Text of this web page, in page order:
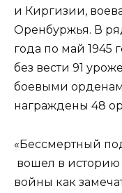
и Киргизии,
Оренбуржья. В
года по май 1945
без вести 91
боевыми
награждены 48
«Бессмертный
вошел в
войны как